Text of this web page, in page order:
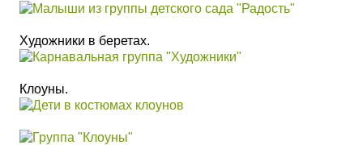
Художники в беретах.
Клоуны.